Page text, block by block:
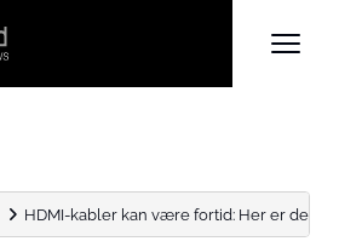
HDMI-kabler kan være fortid: Her er den